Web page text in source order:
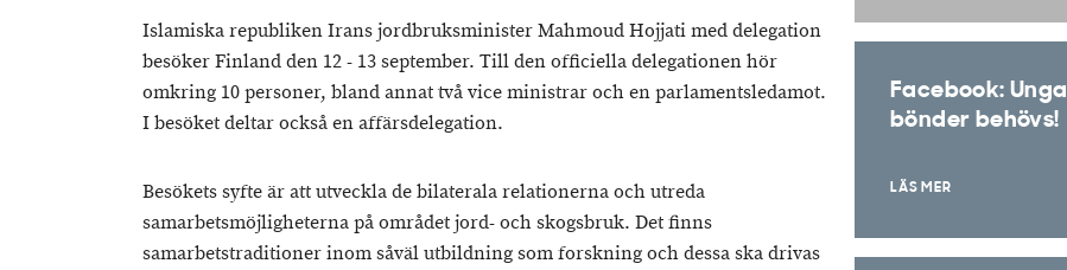
Islamiska republiken Irans jordbruksminister Mahmoud Hojjati med delegation
besöker Finland den 12 - 13 september. Till den officiella delegationen hör
omkring 10 personer, bland annat två vice ministrar och en parlamentsledamot.
I besöket deltar också en affärsdelegation.
Besökets syfte är att utveckla de bilaterala relationerna och utreda
samarbetsmöjligheterna på området jord- och skogsbruk. Det finns
samarbetstraditioner inom såväl utbildning som forskning och dessa ska drivas
Facebook: Unga
bönder behövs!
LÄS MER